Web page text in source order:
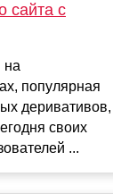
сайта с
на
популярная
деривативов,
своих
...